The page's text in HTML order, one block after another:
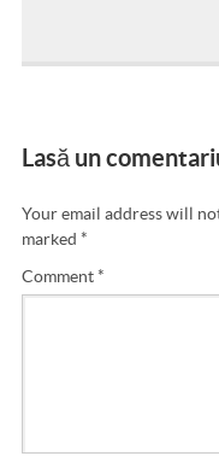
Lasă un
Your email address will
marked *
Comment*